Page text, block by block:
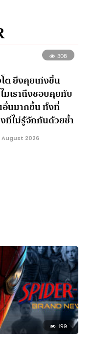
308
ต ยิ่งคุยเก่งขึ้น
มเราถึงชอบคุยกับ
นมากขึ้น ทั้งที่
ทีไม่รู้จักกันด้วยซ้ำ
2026
199